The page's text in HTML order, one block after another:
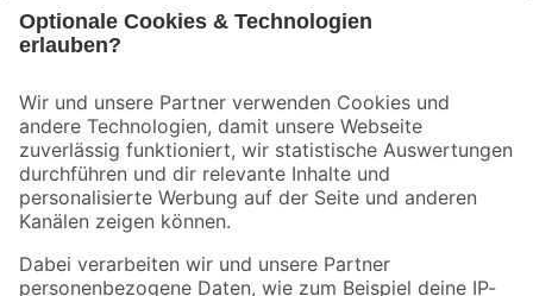
Der toom Newsletter: Keine Angebote und Aktionen mehr verpassen!
Zur Newsletter Anmeldung
Folge uns